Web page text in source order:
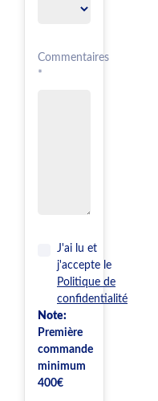
Commentaires
*
J'ai lu et
j'accepte le
Politique de
confidentialité
Note:
Première
commande
minimum
400€